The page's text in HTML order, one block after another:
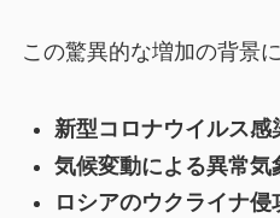
この驚異的な増加の背景に
新型コロナウイルス感
気候変動による異常気
ロシアのウクライナ侵